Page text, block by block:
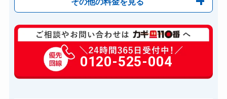
玄関カギ修理 13,200円～(税込)
玄関カギ作成 別途お見積り
玄関カギ交換 16,500円～(税込)
0120-525-004